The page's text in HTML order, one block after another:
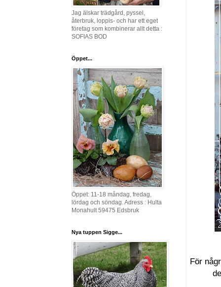
För
Jag älskar trädgård, pyssel,
återbruk, loppis- och har ett eget
företag som kombinerar allt detta :
SOFIAS BOD
Öppet...
Öppet: 11-18 måndag, fredag,
lördag och söndag. Adress : Hulta
Monahult 59475 Edsbruk
Nya tuppen Sigge...